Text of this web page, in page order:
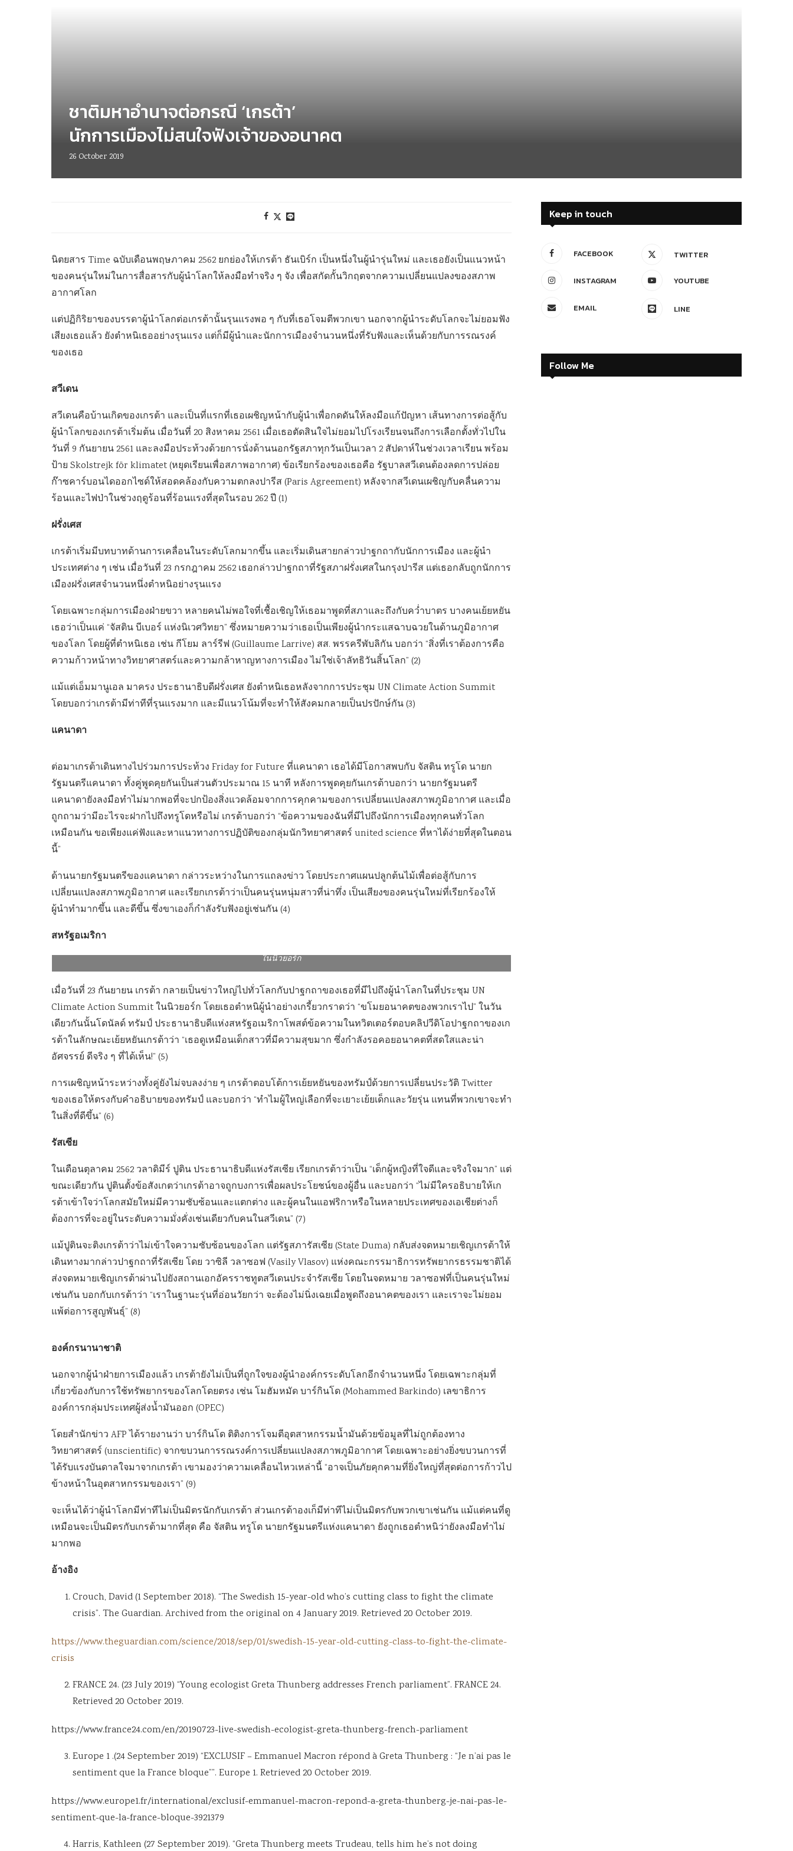
ชาติมหาอำนาจต่อกรณี ‘เกรต้า’
นักการเมืองไม่สนใจฟังเจ้าของอนาคต
26 October 2019
นิตยสาร Time ฉบับเดือนพฤษภาคม 2562 ยกย่องให้เกรต้า ธันเบิร์ก เป็นหนึ่งในผู้นำรุ่นใหม่ และเธอยังเป็นแนวหน้า
ของคนรุ่นใหม่ในการสื่อสารกับผู้นำโลกให้ลงมือทำจริง ๆ จัง เพื่อสกัดกั้นวิกฤตจากความเปลี่ยนแปลงของสภาพ
อากาศโลก
แต่ปฏิกิริยาของบรรดาผู้นำโลกต่อเกรต้านั้นรุนแรงพอ ๆ กับที่เธอโจมตีพวกเขา นอกจากผู้นำระดับโลกจะไม่ยอมฟัง
เสียงเธอแล้ว ยังตำหนิเธออย่างรุนแรง แต่ก็มีผู้นำและนักการเมืองจำนวนหนึ่งที่รับฟังและเห็นด้วยกับการรณรงค์
ของเธอ
สวีเดน
สวีเดนคือบ้านเกิดของเกรต้า และเป็นที่แรกที่เธอเผชิญหน้ากับผู้นำเพื่อกดดันให้ลงมือแก้ปัญหา เส้นทางการต่อสู้กับ
ผู้นำโลกของเกรต้าเริ่มต้น เมื่อวันที่ 20 สิงหาคม 2561 เมื่อเธอตัดสินใจไม่ยอมไปโรงเรียนจนถึงการเลือกตั้งทั่วไปใน
วันที่ 9 กันยายน 2561 และลงมือประท้วงด้วยการนั่งด้านนอกรัฐสภาทุกวันเป็นเวลา 2 สัปดาห์ในช่วงเวลาเรียน พร้อม
ป้าย Skolstrejk för klimatet (หยุดเรียนเพื่อสภาพอากาศ) ข้อเรียกร้องของเธอคือ รัฐบาลสวีเดนต้องลดการปล่อย
ก๊าซคาร์บอนไดออกไซด์ให้สอดคล้องกับความตกลงปารีส (Paris Agreement) หลังจากสวีเดนเผชิญกับคลื่นความ
ร้อนและไฟป่าในช่วงฤดูร้อนที่ร้อนแรงที่สุดในรอบ 262 ปี (1)
ฝรั่งเศส
เกรต้าเริ่มมีบทบาทด้านการเคลื่อนในระดับโลกมากขึ้น และเริ่มเดินสายกล่าวปาฐกถากับนักการเมือง และผู้นำ
ประเทศต่าง ๆ เช่น เมื่อวันที่ 23 กรกฎาคม 2562 เธอกล่าวปาฐกถาที่รัฐสภาฝรั่งเศสในกรุงปารีส แต่เธอกลับถูกนักการ
เมืองฝรั่งเศสจำนวนหนึ่งตำหนิอย่างรุนแรง
โดยเฉพาะกลุ่มการเมืองฝ่ายขวา หลายคนไม่พอใจที่เชื้อเชิญให้เธอมาพูดที่สภาและถึงกับคว่ำบาตร บางคนเย้ยหยัน
เธอว่าเป็นแค่ “จัสติน บีเบอร์ แห่งนิเวศวิทยา” ซึ่งหมายความว่าเธอเป็นเพียงผู้นำกระแสฉาบฉวยในด้านภูมิอากาศ
ของโลก โดยผู้ที่ตำหนิเธอ เช่น กีโยม ลาร์รีฟ (Guillaume Larrive) สส. พรรครีพับลิกัน บอกว่า “สิ่งที่เราต้องการคือ
ความก้าวหน้าทางวิทยาศาสตร์และความกล้าหาญทางการเมือง ไม่ใช่เจ้าลัทธิวันสิ้นโลก” (2)
แม้แต่เอ็มมานูเอล มาครง ประธานาธิบดีฝรั่งเศส ยังตำหนิเธอหลังจากการประชุม UN Climate Action Summit
โดยบอกว่าเกรต้ามีท่าทีที่รุนแรงมาก และมีแนวโน้มที่จะทำให้สังคมกลายเป็นปรปักษ์กัน (3)
แคนาดา
ต่อมาเกรต้าเดินทางไปร่วมการประท้วง Friday for Future ที่แคนาดา เธอได้มีโอกาสพบกับ จัสติน ทรูโด นายก
รัฐมนตรีแคนาดา ทั้งคู่พูดคุยกันเป็นส่วนตัวประมาณ 15 นาที หลังการพูดคุยกันเกรต้าบอกว่า นายกรัฐมนตรี
แคนาดายังลงมือทำไม่มากพอที่จะปกป้องสิ่งแวดล้อมจากการคุกคามของการเปลี่ยนแปลงสภาพภูมิอากาศ และเมื่อ
ถูกถามว่ามีอะไรจะฝากไปถึงทรูโดหรือไม่ เกรต้าบอกว่า “ข้อความของฉันที่มีไปถึงนักการเมืองทุกคนทั่วโลก
เหมือนกัน ขอเพียงแค่ฟังและหาแนวทางการปฏิบัติของกลุ่มนักวิทยาศาสตร์ united science ที่หาได้ง่ายที่สุดในตอน
นี้”
ด้านนายกรัฐมนตรีของแคนาดา กล่าวระหว่างในการแถลงข่าว โดยประกาศแผนปลูกต้นไม้เพื่อต่อสู้กับการ
เปลี่ยนแปลงสภาพภูมิอากาศ และเรียกเกรต้าว่าเป็นคนรุ่นหนุ่มสาวที่น่าทึ่ง เป็นเสียงของคนรุ่นใหม่ที่เรียกร้องให้
ผู้นำทำมากขึ้น และดีขึ้น ซึ่งขาเองก็กำลังรับฟังอยู่เช่นกัน (4)
สหรัฐอเมริกา
ในนิวยอร์ก
เมื่อวันที่ 23 กันยายน เกรต้า กลายเป็นข่าวใหญ่ไปทั่วโลกกับปาฐกถาของเธอที่มีไปถึงผู้นำโลกในที่ประชุม UN
Climate Action Summit ในนิวยอร์ก โดยเธอตำหนิผู้นำอย่างเกรี้ยวกราดว่า “ขโมยอนาคตของพวกเราไป” ในวัน
เดียวกันนั้นโดนัลด์ ทรัมป์ ประธานาธิบดีแห่งสหรัฐอเมริกาโพสต์ข้อความในทวิตเตอร์ตอบคลิปวีดิโอปาฐกถาของเก
รต้าในลักษณะเย้ยหยันเกรต้าว่า “เธอดูเหมือนเด็กสาวที่มีความสุขมาก ซึ่งกำลังรอคอยอนาคตที่สดใสและน่า
อัศจรรย์ ดีจริง ๆ ที่ได้เห็น!” (5)
การเผชิญหน้าระหว่างทั้งคู่ยังไม่จบลงง่าย ๆ เกรต้าตอบโต้การเย้ยหยันของทรัมป์ด้วยการเปลี่ยนประวัติ Twitter
ของเธอให้ตรงกับคำอธิบายของทรัมป์ และบอกว่า “ทำไมผู้ใหญ่เลือกที่จะเยาะเย้ยเด็กและวัยรุ่น แทนที่พวกเขาจะทำ
ในสิ่งที่ดีขึ้น” (6)
รัสเซีย
ในเดือนตุลาคม 2562 วลาดิมีร์ ปูติน ประธานาธิบดีแห่งรัสเซีย เรียกเกรต้าว่าเป็น “เด็กผู้หญิงที่ใจดีและจริงใจมาก” แต่
ขณะเดียวกัน ปูตินตั้งข้อสังเกตว่าเกรต้าอาจถูกบงการเพื่อผลประโยชน์ของผู้อื่น และบอกว่า “ไม่มีใครอธิบายให้เก
รต้าเข้าใจว่าโลกสมัยใหม่มีความซับซ้อนและแตกต่าง และผู้คนในแอฟริกาหรือในหลายประเทศของเอเชียต่างก็
ต้องการที่จะอยู่ในระดับความมั่งคั่งเช่นเดียวกับคนในสวีเดน” (7)
แม้ปูตินจะติงเกรต้าว่าไม่เข้าใจความซับซ้อนของโลก แต่รัฐสภารัสเซีย (State Duma) กลับส่งจดหมายเชิญเกรต้าให้
เดินทางมากล่าวปาฐกถาที่รัสเซีย โดย วาซิลี วลาซอฟ (Vasily Vlasov) แห่งคณะกรรมาธิการทรัพยากรธรรมชาติได้
ส่งจดหมายเชิญเกรต้าผ่านไปยังสถานเอกอัครราชทูตสวีเดนประจำรัสเซีย โดยในจดหมาย วลาซอฟที่เป็นคนรุ่นใหม่
เช่นกัน บอกกับเกรต้าว่า “เราในฐานะรุ่นที่อ่อนวัยกว่า จะต้องไม่นิ่งเฉยเมื่อพูดถึงอนาคตของเรา และเราจะไม่ยอม
แพ้ต่อการสูญพันธุ์” (8)
องค์กรนานาชาติ
นอกจากผู้นำฝ่ายการเมืองแล้ว เกรต้ายังไม่เป็นที่ถูกใจของผู้นำองค์กรระดับโลกอีกจำนวนหนึ่ง โดยเฉพาะกลุ่มที่
เกี่ยวข้องกับการใช้ทรัพยากรของโลกโดยตรง เช่น โมฮัมหมัด บาร์กินโด (Mohammed Barkindo) เลขาธิการ
องค์การกลุ่มประเทศผู้ส่งน้ำมันออก (OPEC)
โดยสำนักข่าว AFP ได้รายงานว่า บาร์กินโด ติติงการโจมตีอุตสาหกรรมน้ำมันด้วยข้อมูลที่ไม่ถูกต้องทาง
วิทยาศาสตร์ (unscientific) จากขบวนการรณรงค์การเปลี่ยนแปลงสภาพภูมิอากาศ โดยเฉพาะอย่างยิ่งขบวนการที่
ได้รับแรงบันดาลใจมาจากเกรต้า เขามองว่าความเคลื่อนไหวเหล่านี้ “อาจเป็นภัยคุกคามที่ยิ่งใหญ่ที่สุดต่อการก้าวไป
ข้างหน้าในอุตสาหกรรมของเรา” (9)
จะเห็นได้ว่าผู้นำโลกมีท่าทีไม่เป็นมิตรนักกับเกรต้า ส่วนเกรต้าองเก็มีท่าทีไม่เป็นมิตรกับพวกเขาเช่นกัน แม้แต่คนที่ดู
เหมือนจะเป็นมิตรกับเกรต้ามากที่สุด คือ จัสติน ทรูโด นายกรัฐมนตรีแห่งแคนาดา ยังถูกเธอตำหนิว่ายังลงมือทำไม่
มากพอ
อ้างอิง
Crouch, David (1 September 2018). “The Swedish 15-year-old who’s cutting class to fight the climate
crisis”. The Guardian. Archived from the original on 4 January 2019. Retrieved 20 October 2019.
https://www.theguardian.com/science/2018/sep/01/swedish-15-year-old-cutting-class-to-fight-the-climate-
crisis
FRANCE 24. (23 July 2019) “Young ecologist Greta Thunberg addresses French parliament”. FRANCE 24.
Retrieved 20 October 2019.
https://www.france24.com/en/20190723-live-swedish-ecologist-greta-thunberg-french-parliament
Europe 1 .(24 September 2019) “EXCLUSIF – Emmanuel Macron répond à Greta Thunberg : “Je n’ai pas le
sentiment que la France bloque””. Europe 1. Retrieved 20 October 2019.
https://www.europe1.fr/international/exclusif-emmanuel-macron-repond-a-greta-thunberg-je-nai-pas-le-
sentiment-que-la-france-bloque-3921379
Harris, Kathleen (27 September 2019). “Greta Thunberg meets Trudeau, tells him he’s not doing
Keep in touch
FACEBOOK TWITTER
INSTAGRAM YOUTUBE
EMAIL LINE
Follow Me